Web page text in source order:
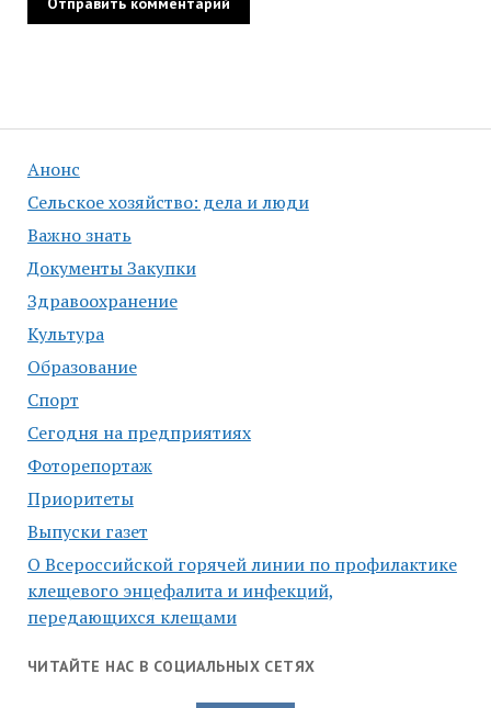
Анонс
Сельское хозяйство: дела и люди
Важно знать
Документы Закупки
Здравоохранение
Культура
Образование
Спорт
Сегодня на предприятиях
Фоторепортаж
Приоритеты
Выпуски газет
О Всероссийской горячей линии по профилактике
клещевого энцефалита и инфекций,
передающихся клещами
ЧИТАЙТЕ НАС В СОЦИАЛЬНЫХ СЕТЯХ